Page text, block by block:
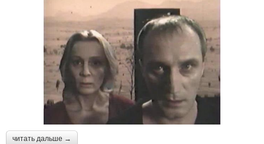
читать дальше →